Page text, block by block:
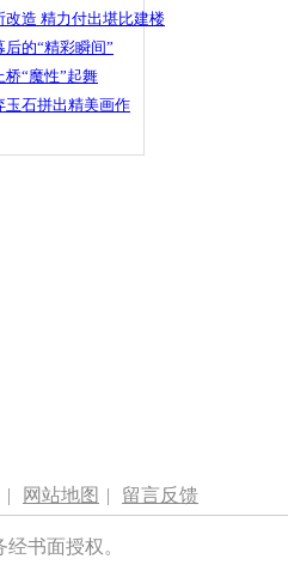
造 精力付出堪比建楼
的“精彩瞬间”
“魔性”起舞
玉石拼出精美画作
| 网站地图 | 留言反馈
书面授权。